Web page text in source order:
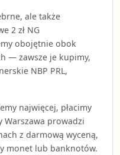
ale także
2 zł NG
obojętnie obok
— zawsze je kupimy,
NBP PRL,
najwięcej, płacimy
Warszawa prowadzi
z darmową wyceną,
monet lub banknotów.